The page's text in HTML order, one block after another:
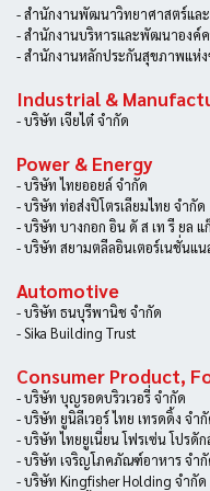
- สำนักงานพัฒนาวิทยาศาสตร์แล
- สำนักงานบริหารและพัฒนาองค์
- สำนักงานหลักประกันสุขภาพแห่
Industrial &
- บริษัท เจียไต๋ จำกัด
Power & Energy
- บริษัท ไทยออยล์ จำกัด
- บริษัท ท่อส่งปิโตรเลียมไทย จำกัด
- บริษัท บางกอก อิน ดั ส เท รี ยล แ
- บริษัท สยามตลีลอินเตอร์เนชั่นแน
Automotive
- บริษัท ธนบุรีพานิช จำกัด
- Sika Building Trust
Consumer Product,
- บริษัท บุญรอดบริวเวอรี่ จำกัด
- บริษัท ยูนิลีเวอร์ ไทย เทรดดิ้ง จำ
- บริษัท ไทยยูเนี่ยน โฟรเซ่น โปรดั
- บริษัท เจริญโภคภัณฑ์อาหาร จำ
- บริษัท Kingfisher Holding จำกัด